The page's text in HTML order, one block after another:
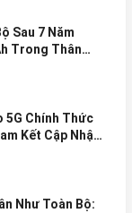
Sau 7 Năm
Trong Thân
5G Chính Thức
Kết Cập Nhật
Như Toàn Bộ: